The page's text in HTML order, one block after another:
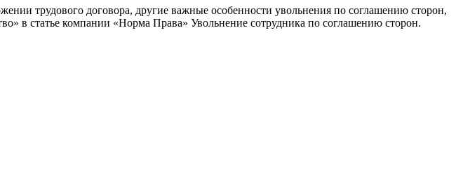
трудового договора, другие важные особенности увольнения по соглашению сторон,
в статье компании «Норма Права» Увольнение сотрудника по соглашению сторон.